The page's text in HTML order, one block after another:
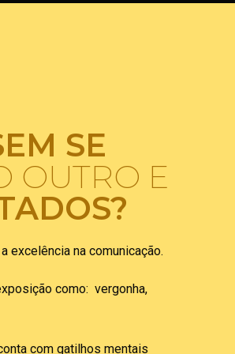
SE
OUTRO E
excelência na comunicação.
como: vergonha,
com gatilhos mentais